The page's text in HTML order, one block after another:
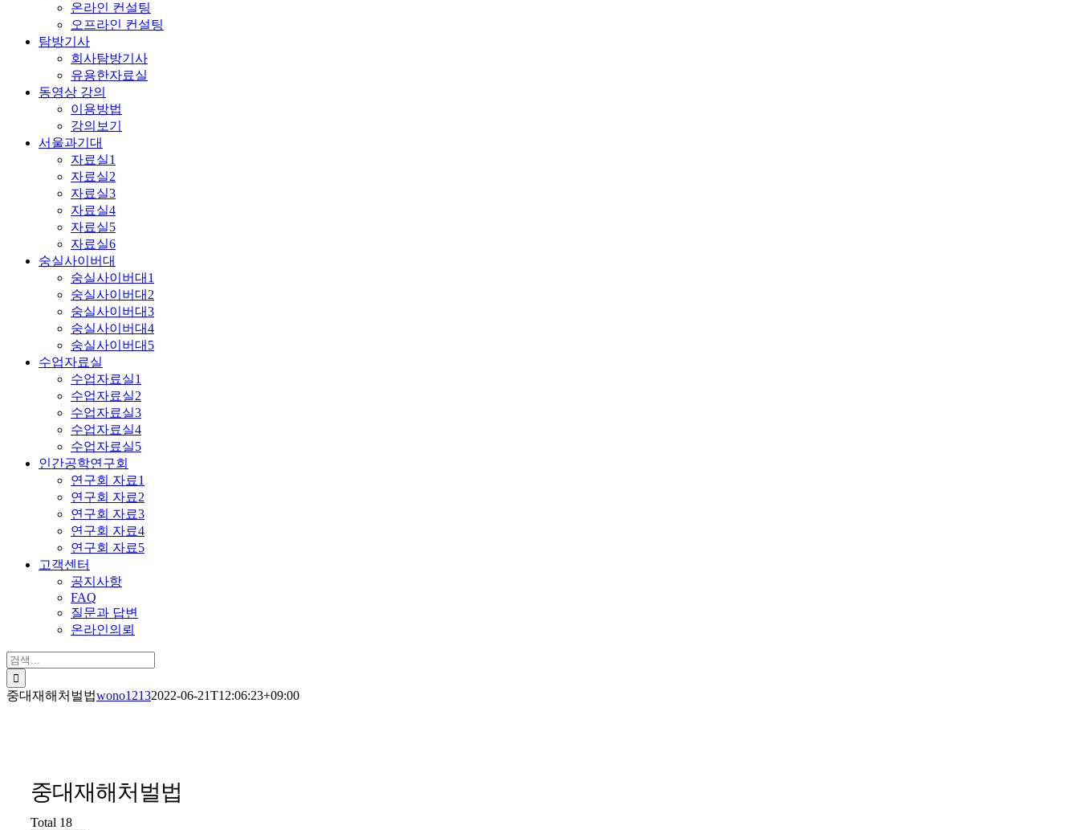
온라인 컨설팅
오프라인 컨설팅
탐방기사
회사탐방기사
유용한자료실
동영상 강의
이용방법
강의보기
서울과기대
자료실1
자료실2
자료실3
자료실4
자료실5
자료실6
숭실사이버대
숭실사이버대1
숭실사이버대2
숭실사이버대3
숭실사이버대4
숭실사이버대5
수업자료실
수업자료실1
수업자료실2
수업자료실3
수업자료실4
수업자료실5
인간공학연구회
연구회 자료1
연구회 자료2
연구회 자료3
연구회 자료4
연구회 자료5
고객센터
공지사항
FAQ
질문과 답변
온라인의뢰
검
색:
중대재해처벌법wono12132022-06-21T12:06:23+09:00
중대재해처벌법
Total 18